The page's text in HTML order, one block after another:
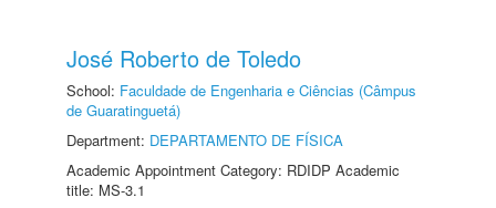
José Roberto de Toledo
School: Faculdade de Engenharia e Ciências (Câmpus
de Guaratinguetá)
Department: DEPARTAMENTO DE FÍSICA
Academic Appointment Category: RDIDP Academic
title: MS-3.1